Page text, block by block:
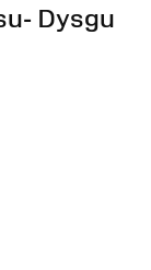
Dysgu